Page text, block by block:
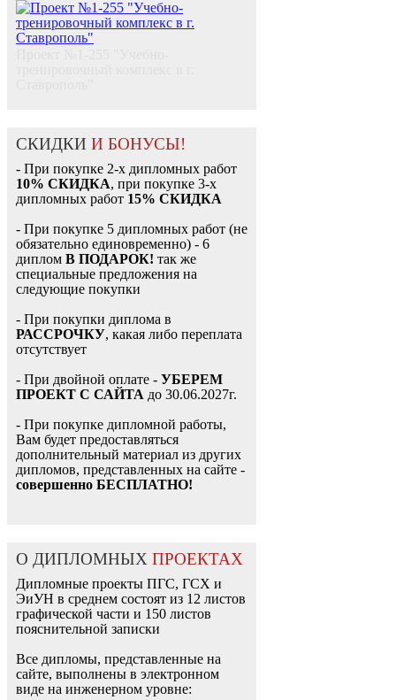
СКИДКИ И БОНУСЫ!
- При покупке 2-х дипломных работ
10% СКИДКА, при покупке 3-х
дипломных работ 15% СКИДКА
- При покупке 5 дипломных работ (не
обязательно единовременно) - 6
диплом В ПОДАРОК! так же
специальные предложения на
следующие покупки
- При покупки диплома в
РАССРОЧКУ, какая либо переплата
отсутствует
- При двойной оплате - УБЕРЕМ
ПРОЕКТ С САЙТА до 30.06.2027г.
- При покупке дипломной работы,
Вам будет предоставляться
дополнительный материал из других
дипломов, представленных на сайте -
совершенно БЕСПЛАТНО!
О ДИПЛОМНЫХ ПРОЕКТАХ
Дипломные проекты ПГС, ГСХ и
ЭиУН в среднем состоят из 12 листов
графической части и 150 листов
пояснительной записки
Все дипломы, представленные на
сайте, выполнены в электронном
виде на инженерном уровне: